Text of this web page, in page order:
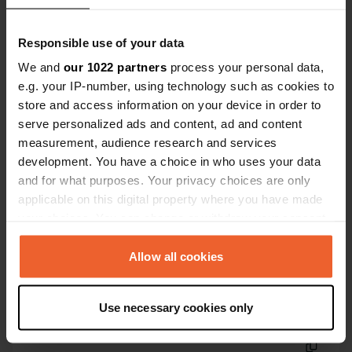
Responsible use of your data
We and our 1022 partners process your personal data,
e.g. your IP-number, using technology such as cookies to
store and access information on your device in order to
serve personalized ads and content, ad and content
measurement, audience research and services
development. You have a choice in who uses your data
and for what purposes. Your privacy choices are only
applicable on this digital property where you have made
any time from the Cookie Declaration or by clicking on
the Privacy trigger icon.
Collect information about your geographical location
which can be accurate to within several meters
Allow all cookies
Use necessary cookies only
Contact
Locatie
Alegatan 4
Kopiëren
58° 54' 35" N 11° 56' 12" E
Kopiëren
58.90977 11.93673